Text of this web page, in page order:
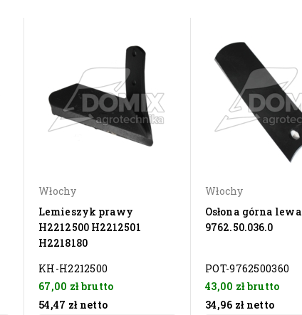
Włochy
Lemieszyk prawy
H2212500 H2212501
H2218180
KH-H2212500
67,00 złbrutto
54,47 zł netto
Włochy
Osłona górna lewa
9762.50.036.0
POT-9762500360
43,00 złbrutto
34,96 zł netto